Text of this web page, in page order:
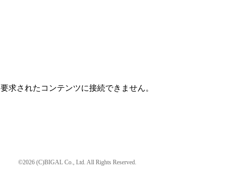
要求されたコンテンツに接続できません。
©2026 (C)BIGAL Co., Ltd. All Rights Reserved.